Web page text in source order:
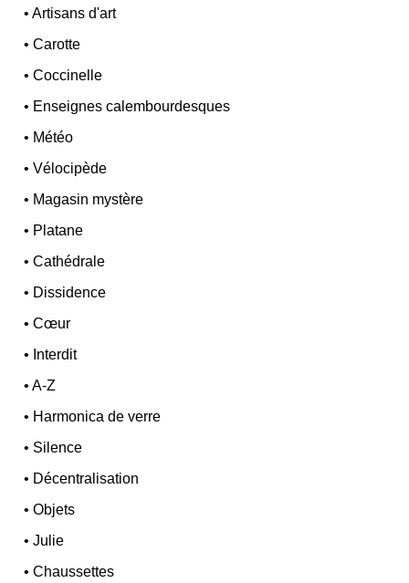
•Artisans d'art
•Carotte
•Coccinelle
• Enseignes calembourdesques
• Météo
•Vélocipède
• Magasin mystère
• Platane
•Cathédrale
• Dissidence
•Cœur
• Interdit
•A-Z
• Harmonica de verre
• Silence
• Décentralisation
•Objets
•Julie
•Chaussettes